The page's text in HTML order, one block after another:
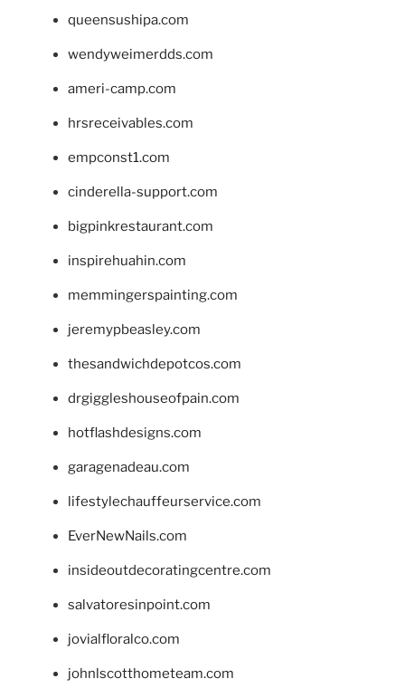
queensushipa.com
wendyweimerdds.com
ameri-camp.com
hrsreceivables.com
empconst1.com
cinderella-support.com
bigpinkrestaurant.com
inspirehuahin.com
memmingerspainting.com
jeremypbeasley.com
thesandwichdepotcos.com
drgiggleshouseofpain.com
hotflashdesigns.com
garagenadeau.com
lifestylechauffeurservice.com
EverNewNails.com
insideoutdecoratingcentre.com
salvatoresinpoint.com
jovialfloralco.com
johnlscotthometeam.com